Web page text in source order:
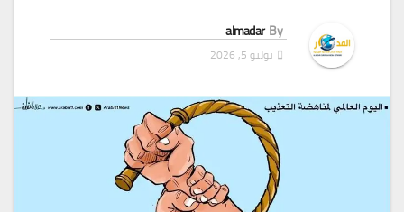
By
almadar
يوليو 5, 2026